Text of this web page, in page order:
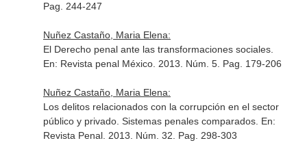
Pag. 244-247
Nuñez Castaño, Maria Elena:
El Derecho penal ante las transformaciones sociales.
En: Revista penal México. 2013. Núm. 5. Pag. 179-206
Nuñez Castaño, Maria Elena:
Los delitos relacionados con la corrupción en el sector
público y privado. Sistemas penales comparados. En:
Revista Penal. 2013. Núm. 32. Pag. 298-303